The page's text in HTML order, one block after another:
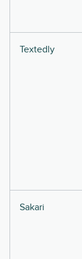
Textedly
Sakari